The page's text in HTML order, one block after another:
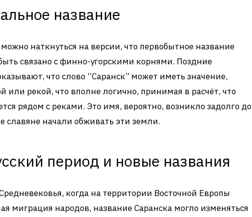
название
наткнуться на версии, что первобытное название
связано с финно-угорскими корнями. Поздние
что слово “Саранск” может иметь значение,
или рекой, что вполне логично, принимая в расчёт, что
рядом с реками. Это имя, вероятно, возникло задолго до
славяне начали обживать эти земли.
период и новые названия
когда на территории Восточной Европы
миграция народов, название Саранска могло изменяться